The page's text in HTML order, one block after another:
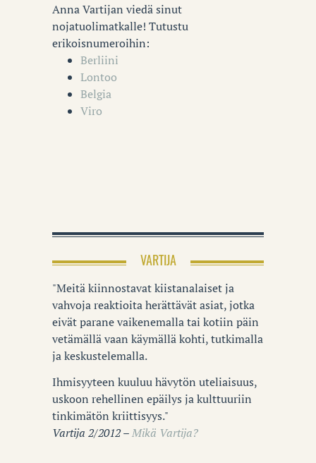
Anna Vartijan viedä sinut
nojatuolimatkalle! Tutustu
erikoisnumeroihin:
Berliini
Lontoo
Belgia
Viro
VARTIJA
"Meitä kiinnostavat kiistanalaiset ja
vahvoja reaktioita herättävät asiat, jotka
eivät parane vaikenemalla tai kotiin päin
vetämällä vaan käymällä kohti, tutkimalla
ja keskustelemalla.
Ihmisyyteen kuuluu hävytön uteliaisuus,
uskoon rehellinen epäilys ja kulttuuriin
tinkimätön kriittisyys."
Vartija 2/2012 –Mikä Vartija?